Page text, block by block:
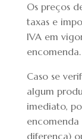
Os preços
taxas e
IVA em
encomenda.
Caso se
algum
imediato,
diferença)